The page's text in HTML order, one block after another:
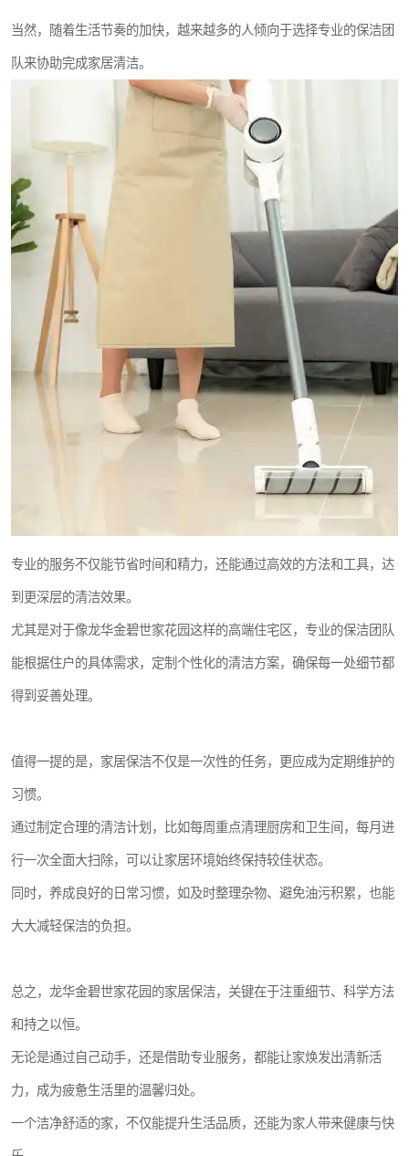
当然，随着生活节奏的加快，越来越多的人倾向于选择专业的保洁团
队来协助完成家居清洁。
专业的服务不仅能节省时间和精力，还能通过高效的方法和工具，达
到更深层的清洁效果。
尤其是对于像龙华金碧世家花园这样的高端住宅区，专业的保洁团队
能根据住户的具体需求，定制个性化的清洁方案，确保每一处细节都
得到妥善处理。
值得一提的是，家居保洁不仅是一次性的任务，更应成为定期维护的
习惯。
通过制定合理的清洁计划，比如每周重点清理厨房和卫生间，每月进
行一次全面大扫除，可以让家居环境始终保持较佳状态。
同时，养成良好的日常习惯，如及时整理杂物、避免油污积累，也能
大大减轻保洁的负担。
总之，龙华金碧世家花园的家居保洁，关键在于注重细节、科学方法
和持之以恒。
无论是通过自己动手，还是借助专业服务，都能让家焕发出清新活
力，成为疲惫生活里的温馨归处。
一个洁净舒适的家，不仅能提升生活品质，还能为家人带来健康与快